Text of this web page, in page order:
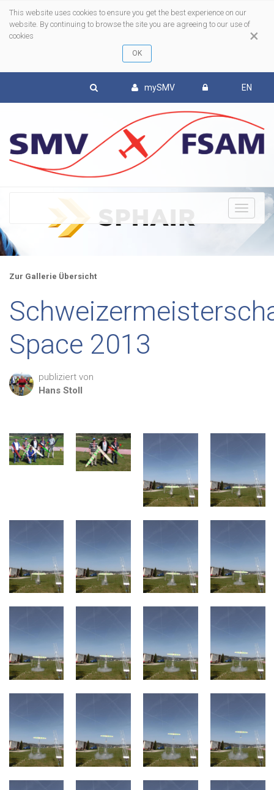
×
This website uses cookies to ensure you get the best experience on our
website. By continuing to browse the site you are agreeing to our use of
cookies
mySMV EN
Zur Gallerie Übersicht
Space 2013
publiziert von
Hans Stoll